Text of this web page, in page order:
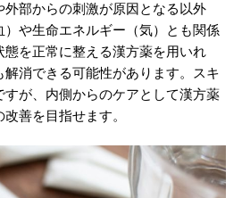
部からの刺激が原因となる以外
）や生命エネルギー（気）とも関係
態を正常に整える漢方薬を用いれ
消できる可能性があります。スキ
すが、内側からのケアとして漢方薬
善を目指せます。